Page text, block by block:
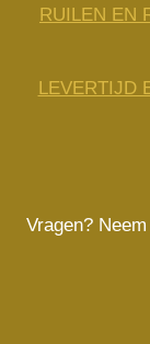
RUILEN EN
LEVERTIJD
Vragen?